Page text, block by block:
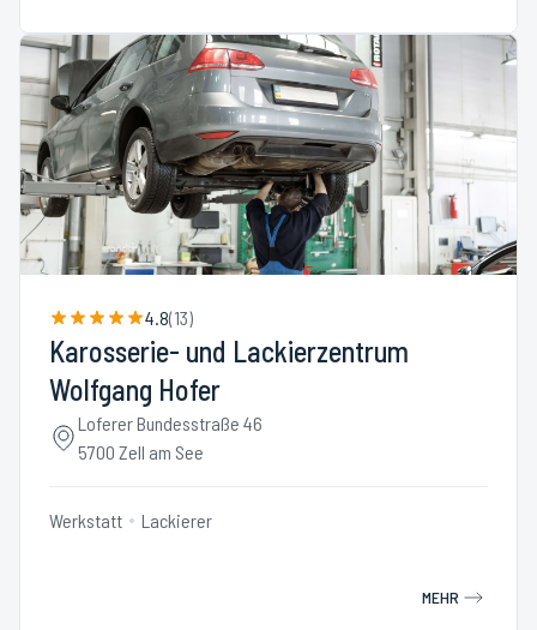
4.8(13)
Karosserie- und Lackierzentrum
Wolfgang Hofer
Loferer Bundesstraße 46
5700 Zell am See
Werkstatt Lackierer
MEHR